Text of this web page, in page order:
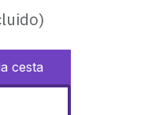
cesta